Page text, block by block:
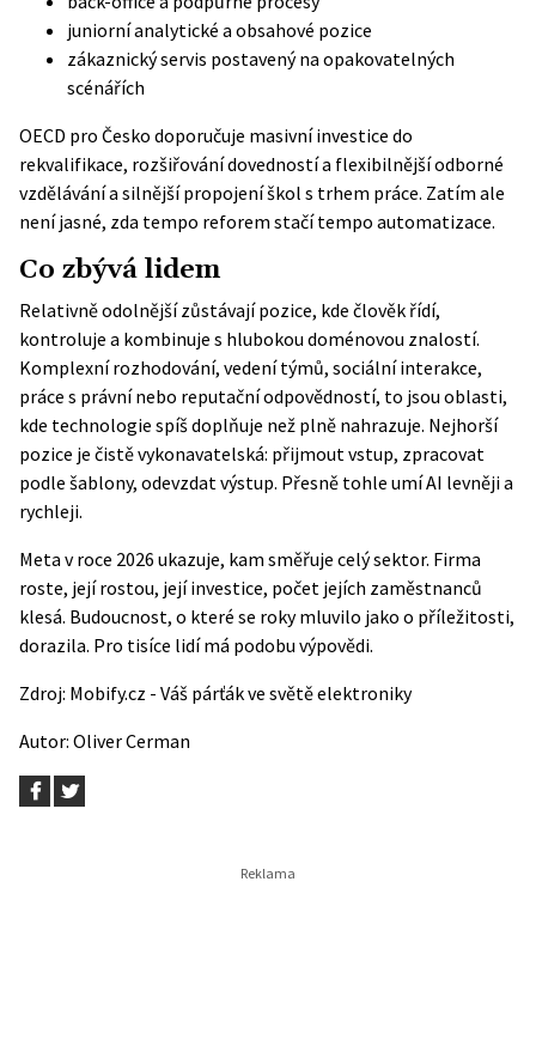
juniorní analytické a obsahové pozice
zákaznický servis postavený na opakovatelných
scénářích
OECD pro Česko doporučuje masivní investice do
rekvalifikace, rozšiřování dovedností a flexibilnější odborné
vzdělávání a silnější propojení škol s trhem práce. Zatím ale
není jasné, zda tempo reforem stačí tempo automatizace.
Co zbývá lidem
Relativně odolnější zůstávají pozice, kde člověk řídí,
kontroluje a kombinuje s hlubokou doménovou znalostí.
Komplexní rozhodování, vedení týmů, sociální interakce,
práce s právní nebo reputační odpovědností, to jsou oblasti,
kde technologie spíš doplňuje než plně nahrazuje. Nejhorší
pozice je čistě vykonavatelská: přijmout vstup, zpracovat
podle šablony, odevzdat výstup. Přesně tohle umí AI levněji a
rychleji.
Meta v roce 2026 ukazuje, kam směřuje celý sektor. Firma
roste, její rostou, její investice, počet jejích zaměstnanců
klesá. Budoucnost, o které se roky mluvilo jako o příležitosti,
dorazila. Pro tisíce lidí má podobu výpovědi.
Zdroj: Mobify.cz - Váš párťák ve světě elektroniky
Autor: Oliver Cerman